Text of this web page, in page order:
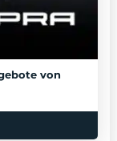
von